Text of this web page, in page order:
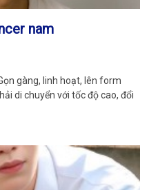
nam
gàng, linh hoạt, lên form
di chuyển với tốc độ cao, đổi